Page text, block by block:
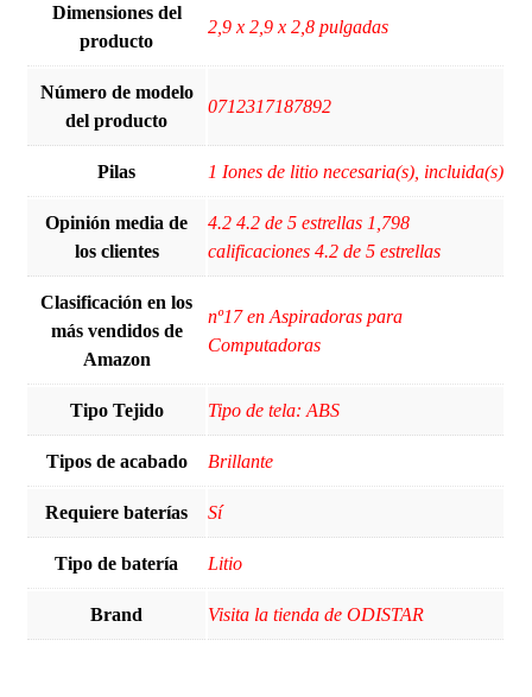
Dimensiones del
producto
2,9 x 2,9 x 2,8 pulgadas
Número de modelo
del producto
0712317187892
Pilas 1 Iones de litio necesaria(s), incluida(s)
Opinión media de
los clientes
4.2 4.2 de 5 estrellas 1,798
calificaciones 4.2 de 5 estrellas
Clasificación en los
más vendidos de
Amazon
nº17 en Aspiradoras para
Computadoras
Tipo Tejido Tipo de tela: ABS
Tipos de acabado ‎Brillante
Requiere baterías Sí
Tipo de batería Litio
Brand Visita la tienda de ODISTAR